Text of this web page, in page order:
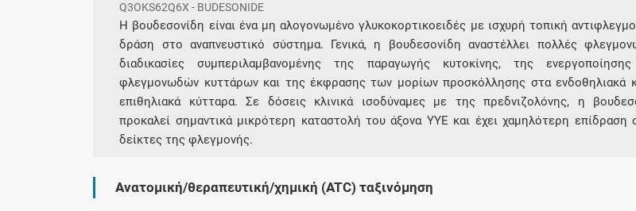
Συνδρομές
Μάθετε περισσότερα για τα οφέλη και τις
επιπλέον παροχές των συνδρομητικών
προγραμμάτων
Q3OKS62Q6X - BUDESONIDE
H βουδεσονίδη είναι ένα μη αλογονωμένο γλυκοκορτικοειδές με ισχυρή τοπική
δράση στο αναπνευστικό σύστημα. Γενικά, η βουδεσονίδη αναστέλλει πολλές
διαδικασίες συμπεριλαμβανομένης της παραγωγής κυτοκίνης, της
φλεγμονωδών κυττάρων και της έκφρασης των μορίων προσκόλλησης στα ενδοθηλιακά
επιθηλιακά κύτταρα. Σε δόσεις κλινικά ισοδύναμες με της πρεδνιζολόνης, η
προκαλεί σημαντικά μικρότερη καταστολή του άξονα ΥΥΕ και έχει χαμηλότερη επίδραση
δείκτες της φλεγμονής.
Ανατομική/θεραπευτική/χημική (ATC) ταξινόμηση